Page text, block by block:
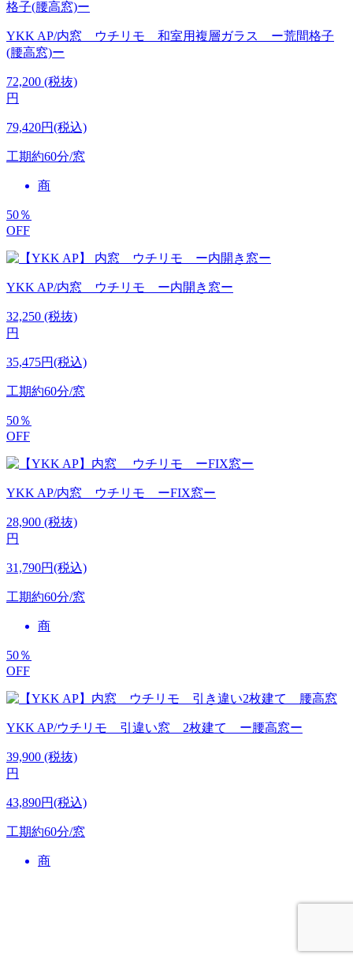
YKK AP/内窓 ウチリモ 和室用複層ガラス ー荒間格子
(腰高窓)ー
72,200 (税抜)
円
79,420円(税込)
工期約60分/窓
商
50％
OFF
YKK AP/内窓 ウチリモ ー内開き窓ー
32,250 (税抜)
円
35,475円(税込)
工期約60分/窓
50％
OFF
YKK AP/内窓 ウチリモ ーFIX窓ー
28,900 (税抜)
円
31,790円(税込)
工期約60分/窓
商
50％
OFF
YKK AP/ウチリモ 引違い窓 2枚建て ー腰高窓ー
39,900 (税抜)
円
43,890円(税込)
工期約60分/窓
商